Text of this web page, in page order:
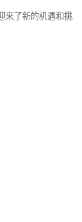
来了新的机遇和挑